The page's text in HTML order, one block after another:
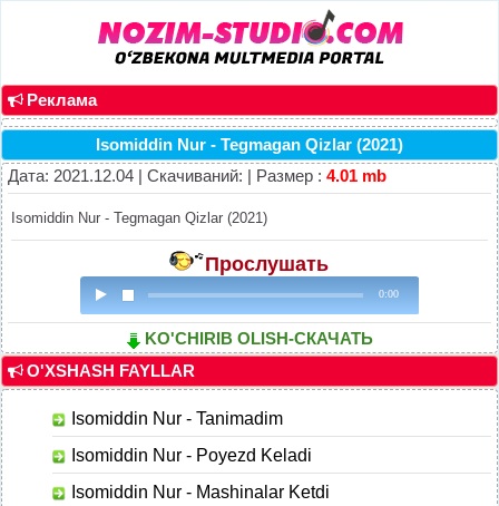
Реклама
Isomiddin Nur - Tegmagan Qizlar (2021)
Дата: 2021.12.04 | Скачиваний: | Размер : 4.01 mb
Isomiddin Nur - Tegmagan Qizlar (2021)
Прослушать
0:00
KO'CHIRIB OLISH-СКАЧАТЬ
O'XSHASH FAYLLAR
Isomiddin Nur - Tanimadim
Isomiddin Nur - Poyezd Keladi
Isomiddin Nur - Mashinalar Ketdi